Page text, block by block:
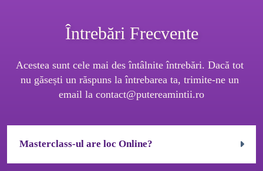
Întrebări Frecvente
Acestea sunt cele mai des întâlnite întrebări. Dacă tot
nu găsești un răspuns la întrebarea ta, trimite-ne un
email la contact@putereamintii.ro
Masterclass-ul are loc Online?